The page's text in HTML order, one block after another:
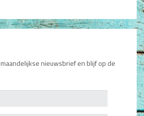
nieuwsbrief en blijf op de